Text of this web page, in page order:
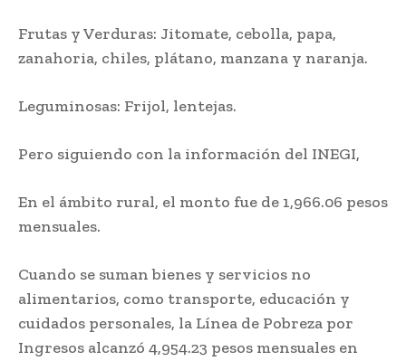
Frutas y Verduras: Jitomate, cebolla, papa,
zanahoria, chiles, plátano, manzana y naranja.
Leguminosas: Frijol, lentejas.
Pero siguiendo con la información del INEGI,
En el ámbito rural, el monto fue de 1,966.06 pesos
mensuales.
Cuando se suman bienes y servicios no
alimentarios, como transporte, educación y
cuidados personales, la Línea de Pobreza por
Ingresos alcanzó 4,954.23 pesos mensuales en